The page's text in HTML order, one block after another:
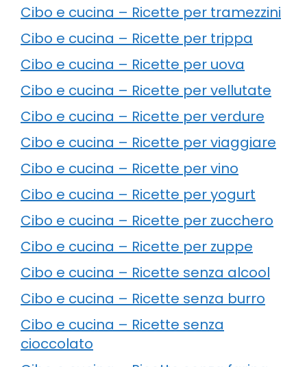
Cibo e cucina – Ricette per tramezzini
Cibo e cucina – Ricette per trippa
Cibo e cucina – Ricette per uova
Cibo e cucina – Ricette per vellutate
Cibo e cucina – Ricette per verdure
Cibo e cucina – Ricette per viaggiare
Cibo e cucina – Ricette per vino
Cibo e cucina – Ricette per yogurt
Cibo e cucina – Ricette per zucchero
Cibo e cucina – Ricette per zuppe
Cibo e cucina – Ricette senza alcool
Cibo e cucina – Ricette senza burro
Cibo e cucina – Ricette senza
cioccolato